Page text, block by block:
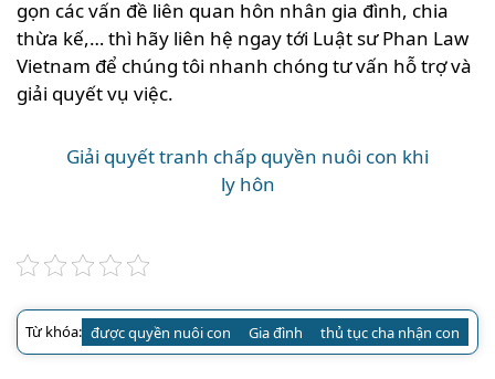
gọn các vấn đề liên quan hôn nhân gia đình, chia
thừa kế,… thì hãy liên hệ ngay tới Luật sư Phan Law
Vietnam để chúng tôi nhanh chóng tư vấn hỗ trợ và
giải quyết vụ việc.
Giải quyết tranh chấp quyền nuôi con khi
ly hôn
Từ khóa: được quyền nuôi con Gia đình thủ tục cha nhận con